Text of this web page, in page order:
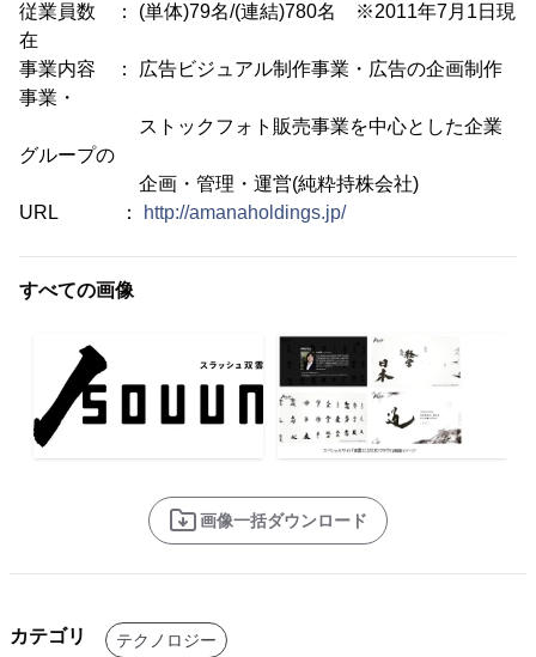
従業員数 ： (単体)79名/(連結)780名 ※2011年7月1日現
在
事業内容 ： 広告ビジュアル制作事業・広告の企画制作
事業・
ストックフォト販売事業を中心とした企業
グループの
企画・管理・運営(純粋持株会社)
URL ：
http://amanaholdings.jp/
すべての画像
画像一括ダウンロード
カテゴリ テクノロジー